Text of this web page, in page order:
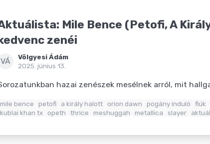
Mile Bence (Petofi, A
zenéi
VÁ
Völgyesi Ádám
2025. június 13.
hazai zenészek mesélnek arról, mit
mile bence petofi a király halott orion dawn pogány induló fiúk
kublai khan tx opeth thrice meshuggah metallica slayer